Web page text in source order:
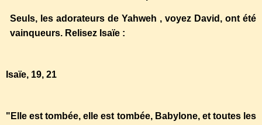
Seuls, les adorateurs de Yahweh , voyez David, ont été
vainqueurs. Relisez Isaïe :
Isaïe, 19, 21
"Elle est tombée, elle est tombée, Babylone, et toutes les